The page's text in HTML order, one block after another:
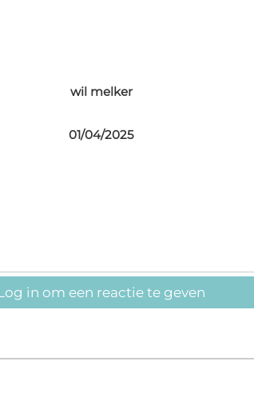
wil melker
01/04/2025
in om een reactie te geven